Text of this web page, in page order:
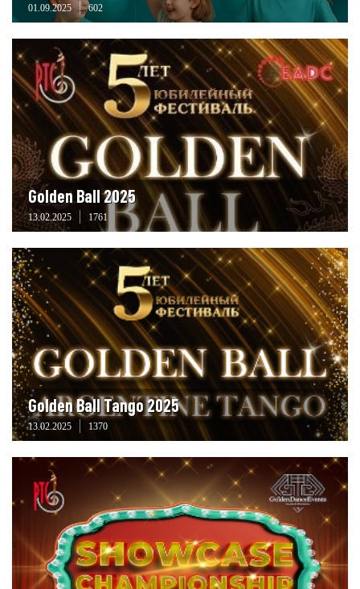
01.09.2025 602
Golden Ball 2025
13.02.2025 1761
Golden Ball Tango 2025
13.02.2025 1370